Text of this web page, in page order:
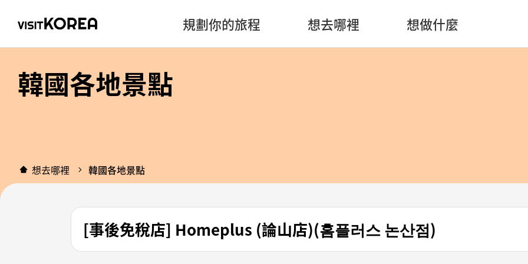
規劃你的旅程 想去哪裡 想做什麼
韓國各地景點
想去哪裡 韓國各地景點
[事後免稅店] Homeplus (論山店)(홈플러스 논산점)